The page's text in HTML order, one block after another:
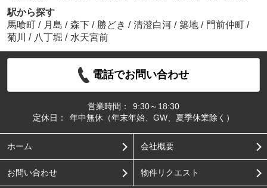
駅から探す
馬喰町 / 月島 / 森下 / 勝どき / 清澄白河 / 築地 / 門前仲町 /
菊川
/ 八丁堀 / 水天宮前
電話でお問い合わせ
営業時間：
9:30～18:30
定休日：
年中無休（年末年始、GW、夏季休業除く）
ホーム 会社概要
お問い合わせ 物件リクエスト